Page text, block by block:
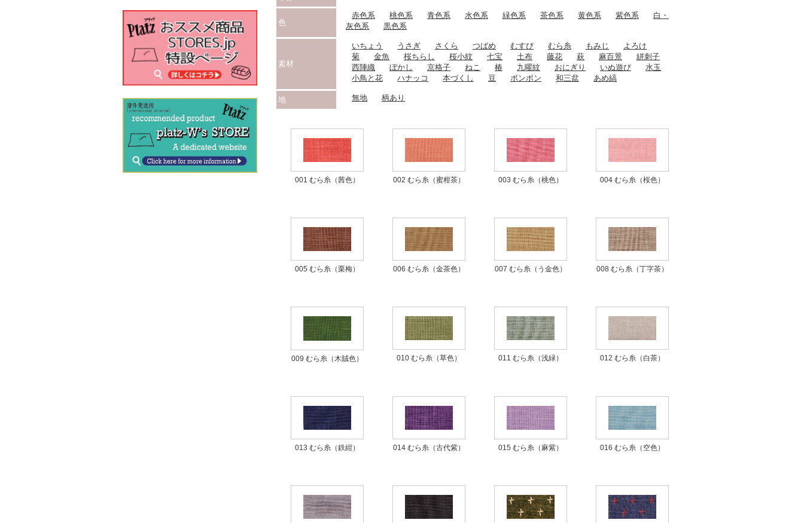
色
赤色系 桃色系 青色系 水色系 緑色系 茶色系 黄色系 紫色系
白・
灰色系
黒色系
素材
いちょう うさぎ さくら つばめ むすび むら糸 もみじ
よろけ
菊
金魚 桜ちらし 桜小紋 七宝 土布 藤花 萩 麻百景
絣刺子
西陣織
ぼかし 京格子 ねこ 椿 九曜紋 おにぎり いぬ遊び
水玉
小鳥と花
ハナッコ 本づくし 豆 ボンボン 和三盆 あめ縞
地 無地 柄あり
001 むら糸（茜色） 002 むら糸（蜜柑茶） 003 むら糸（桃色） 004 むら糸（桜色）
005 むら糸（栗梅） 006 むら糸（金茶色） 007 むら糸（う金色） 008 むら糸（丁字茶）
009 むら糸（木賊色） 010 むら糸（草色） 011 むら糸（浅緑） 012 むら糸（白茶）
013 むら糸（鉄紺） 014 むら糸（古代紫） 015 むら糸（麻紫） 016 むら糸（空色）